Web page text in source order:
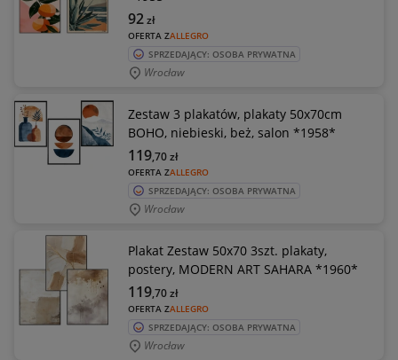
OFERTA ZALLEGRO
92zł
SPRZEDAJĄCY: OSOBA PRYWATNA
Wrocław
Zestaw 3 plakatów, plakaty 50x70cm
BOHO, niebieski, beż, salon *1958*
OFERTA ZALLEGRO
119,70zł
SPRZEDAJĄCY: OSOBA PRYWATNA
Wrocław
Plakat Zestaw 50x70 3szt. plakaty,
postery, MODERN ART SAHARA *1960*
OFERTA ZALLEGRO
119,70zł
SPRZEDAJĄCY: OSOBA PRYWATNA
Wrocław